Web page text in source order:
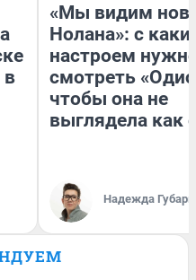
в
«Мы видим
Нолана»: с
настроем
смотреть
чтобы она не
выглядела как
Надежда Губарь